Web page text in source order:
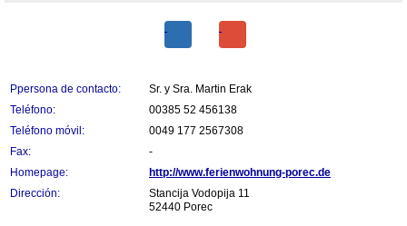
Ppersona de contacto:
Sr. y Sra. Martin Erak
Teléfono:
00385 52 456138
Teléfono móvil:
0049 177 2567308
Fax:
-
Homepage:
http://www.ferienwohnung-porec.de
Dirección:
Stancija Vodopija 11
52440 Porec